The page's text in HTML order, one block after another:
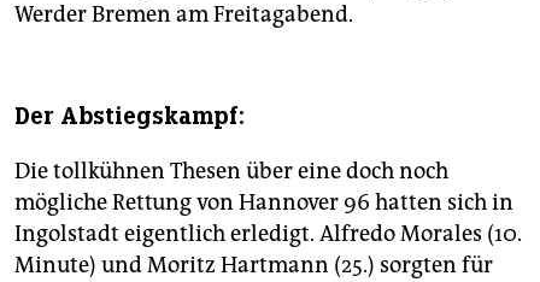
Werder Bremen am Freitagabend.
Der Abstiegskampf:
Die tollkühnen Thesen über eine doch noch
mögliche Rettung von Hannover 96 hatten sich in
Ingolstadt eigentlich erledigt. Alfredo Morales (10.
Minute) und Moritz Hartmann (25.) sorgten für